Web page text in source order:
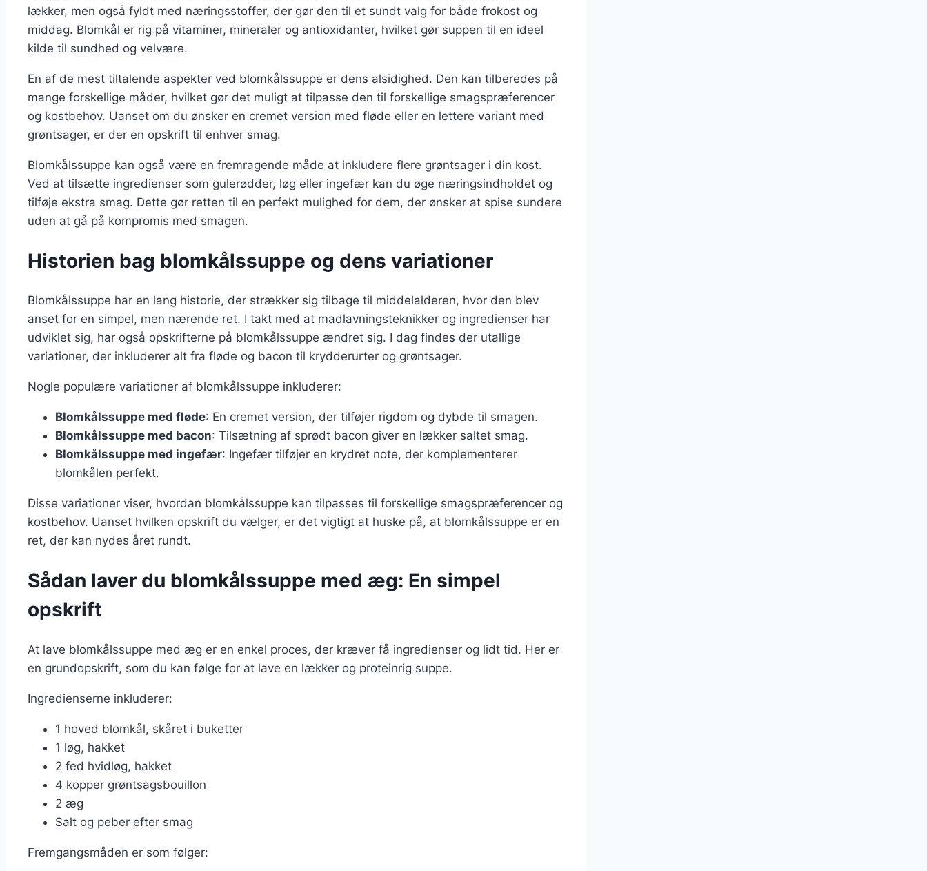
lækker, men også fyldt med næringsstoffer, der gør den til et sundt valg for både frokost og
middag. Blomkål er rig på vitaminer, mineraler og antioxidanter, hvilket gør suppen til en ideel
kilde til sundhed og velvære.
En af de mest tiltalende aspekter ved blomkålssuppe er dens alsidighed. Den kan tilberedes på
mange forskellige måder, hvilket gør det muligt at tilpasse den til forskellige smagspræferencer
og kostbehov. Uanset om du ønsker en cremet version med fløde eller en lettere variant med
grøntsager, er der en opskrift til enhver smag.
Blomkålssuppe kan også være en fremragende måde at inkludere flere grøntsager i din kost.
Ved at tilsætte ingredienser som gulerødder, løg eller ingefær kan du øge næringsindholdet og
tilføje ekstra smag. Dette gør retten til en perfekt mulighed for dem, der ønsker at spise sundere
uden at gå på kompromis med smagen.
Historien bag blomkålssuppe og dens variationer
Blomkålssuppe har en lang historie, der strækker sig tilbage til middelalderen, hvor den blev
anset for en simpel, men nærende ret. I takt med at madlavningsteknikker og ingredienser har
udviklet sig, har også opskrifterne på blomkålssuppe ændret sig. I dag findes der utallige
variationer, der inkluderer alt fra fløde og bacon til krydderurter og grøntsager.
Nogle populære variationer af blomkålssuppe inkluderer:
Blomkålssuppe med fløde: En cremet version, der tilføjer rigdom og dybde til smagen.
Blomkålssuppe med bacon: Tilsætning af sprødt bacon giver en lækker saltet smag.
Blomkålssuppe med ingefær: Ingefær tilføjer en krydret note, der komplementerer
blomkålen perfekt.
Disse variationer viser, hvordan blomkålssuppe kan tilpasses til forskellige smagspræferencer og
kostbehov. Uanset hvilken opskrift du vælger, er det vigtigt at huske på, at blomkålssuppe er en
ret, der kan nydes året rundt.
Sådan laver du blomkålssuppe med æg: En simpel
opskrift
At lave blomkålssuppe med æg er en enkel proces, der kræver få ingredienser og lidt tid. Her er
en grundopskrift, som du kan følge for at lave en lækker og proteinrig suppe.
Ingredienserne inkluderer:
1 hoved blomkål, skåret i buketter
1 løg, hakket
2 fed hvidløg, hakket
4 kopper grøntsagsbouillon
2 æg
Salt og peber efter smag
Fremgangsmåden er som følger: